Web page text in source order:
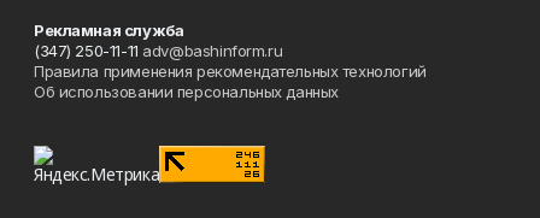
Рекламная служба
(347) 250-11-11 adv@bashinform.ru
Правила применения рекомендательных технологий
Об использовании персональных данных